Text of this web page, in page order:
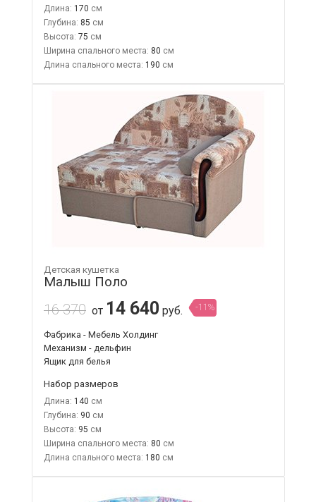
Длина: 170
Глубина: 85
Высота: 75
Ширина спального места: 80
Длина спального места: 190
Детская кушетка
Малыш Поло
16 370 от 14 640 руб. -11%
Фабрика - Мебель Холдинг
Механизм - дельфин
Ящик для белья
Набор размеров
Длина: 140
Глубина: 90
Высота: 95
Ширина спального места: 80
Длина спального места: 180